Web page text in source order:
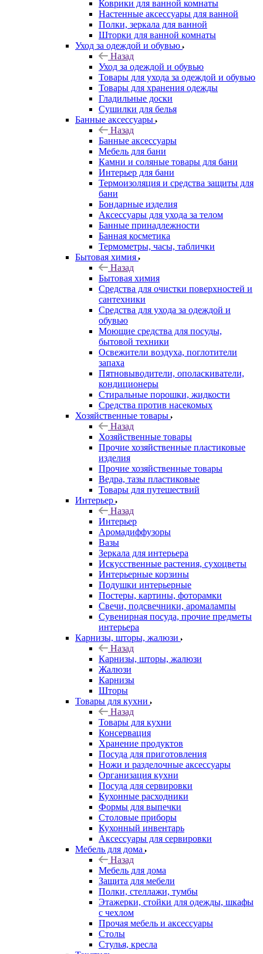
Коврики для ванной комнаты
Настенные аксессуары для ванной
Полки, зеркала для ванной
Шторки для ванной комнаты
Уход за одеждой и обувью
Назад
Уход за одеждой и обувью
Товары для ухода за одеждой и обувью
Товары для хранения одежды
Гладильные доски
Сушилки для белья
Банные аксессуары
Назад
Банные аксессуары
Мебель для бани
Камни и соляные товары для бани
Интерьер для бани
Термоизоляция и средства защиты для
бани
Бондарные изделия
Аксеcсуары для ухода за телом
Банные принадлежности
Банная косметика
Термометры, часы, таблички
Бытовая химия
Назад
Бытовая химия
Средства для очистки поверхностей и
сантехники
Средства для ухода за одеждой и
обувью
Моющие средства для посуды,
бытовой техники
Освежители воздуха, поглотители
запаха
Пятновыводители, ополаскиватели,
кондиционеры
Стиральные порошки, жидкости
Средства против насекомых
Хозяйственные товары
Назад
Хозяйственные товары
Прочие хозяйственные пластиковые
изделия
Прочие хозяйственные товары
Ведра, тазы пластиковые
Товары для путешествий
Интерьер
Назад
Интерьер
Аромадиффузоры
Вазы
Зеркала для интерьера
Искусственные растения, сухоцветы
Интерьерные корзины
Подушки интерьерные
Постеры, картины, фоторамки
Свечи, подсвечники, аромалампы
Сувенирная посуда, прочие предметы
интерьера
Карнизы, шторы, жалюзи
Назад
Карнизы, шторы, жалюзи
Жалюзи
Карнизы
Шторы
Товары для кухни
Назад
Товары для кухни
Консервация
Хранение продуктов
Посуда для приготовления
Ножи и разделочные аксессуары
Организация кухни
Посуда для сервировки
Кухонные расходники
Формы для выпечки
Столовые приборы
Кухонный инвентарь
Аксессуары для сервировки
Мебель для дома
Назад
Мебель для дома
Защита для мебели
Полки, стеллажи, тумбы
Этажерки, стойки для одежды, шкафы
с чехлом
Прочая мебель и аксессуары
Столы
Стулья, кресла